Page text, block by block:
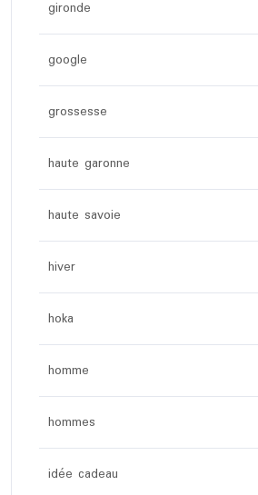
gironde
google
grossesse
haute garonne
haute savoie
hiver
hoka
homme
hommes
idée cadeau